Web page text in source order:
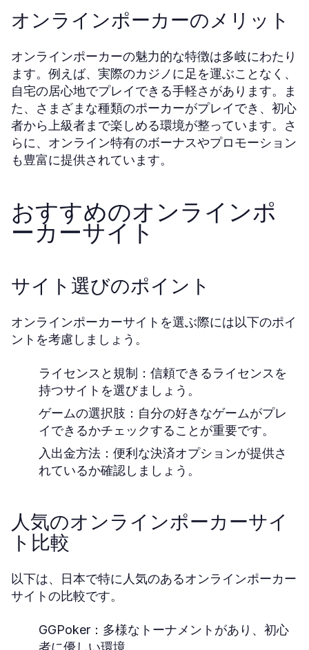
オンラインポーカーのメリット
オンラインポーカーの魅力的な特徴は多岐にわたり
ます。例えば、実際のカジノに足を運ぶことなく、
自宅の居心地でプレイできる手軽さがあります。ま
た、さまざまな種類のポーカーがプレイでき、初心
者から上級者まで楽しめる環境が整っています。さ
らに、オンライン特有のボーナスやプロモーション
も豊富に提供されています。
おすすめのオンラインポ
ーカーサイト
サイト選びのポイント
オンラインポーカーサイトを選ぶ際には以下のポイ
ントを考慮しましょう。
ライセンスと規制：信頼できるライセンスを
持つサイトを選びましょう。
ゲームの選択肢：自分の好きなゲームがプレ
イできるかチェックすることが重要です。
入出金方法：便利な決済オプションが提供さ
れているか確認しましょう。
人気のオンラインポーカーサイ
ト比較
以下は、日本で特に人気のあるオンラインポーカー
サイトの比較です。
GGPoker： 多様なトーナメントがあり、初心
者に優しい環境。